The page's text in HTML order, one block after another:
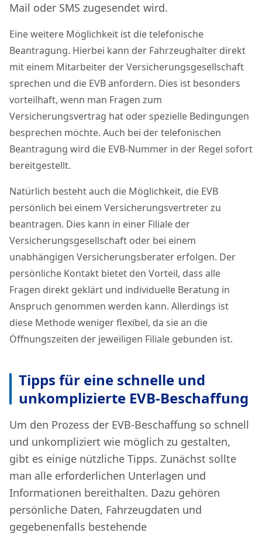
Mail oder SMS zugesendet wird.
Eine weitere Möglichkeit ist die telefonische
Beantragung. Hierbei kann der Fahrzeughalter direkt
mit einem Mitarbeiter der Versicherungsgesellschaft
sprechen und die EVB anfordern. Dies ist besonders
vorteilhaft, wenn man Fragen zum
Versicherungsvertrag hat oder spezielle Bedingungen
besprechen möchte. Auch bei der telefonischen
Beantragung wird die EVB-Nummer in der Regel sofort
bereitgestellt.
Natürlich besteht auch die Möglichkeit, die EVB
persönlich bei einem Versicherungsvertreter zu
beantragen. Dies kann in einer Filiale der
Versicherungsgesellschaft oder bei einem
unabhängigen Versicherungsberater erfolgen. Der
persönliche Kontakt bietet den Vorteil, dass alle
Fragen direkt geklärt und individuelle Beratung in
Anspruch genommen werden kann. Allerdings ist
diese Methode weniger flexibel, da sie an die
Öffnungszeiten der jeweiligen Filiale gebunden ist.
Tipps für eine schnelle und
unkomplizierte EVB-Beschaffung
Um den Prozess der EVB-Beschaffung so schnell
und unkompliziert wie möglich zu gestalten,
gibt es einige nützliche Tipps. Zunächst sollte
man alle erforderlichen Unterlagen und
Informationen bereithalten. Dazu gehören
persönliche Daten, Fahrzeugdaten und
gegebenenfalls bestehende